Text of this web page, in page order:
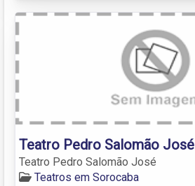
Teatro Pedro Salomão José
Teatro Pedro Salomão José
Teatros em Sorocaba